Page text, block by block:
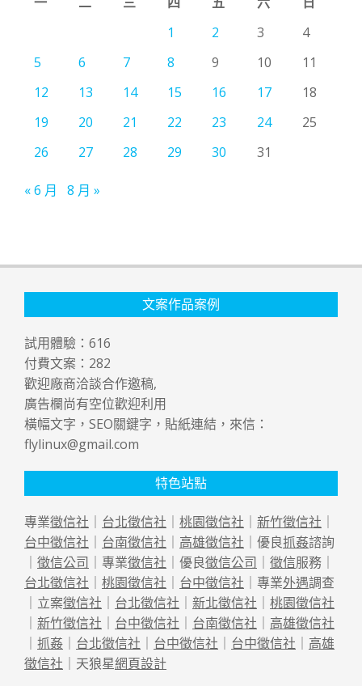
1
2 3
4
5
6 7 8 9 10
11
12
13 14 15 16 17
18
19
20 21 22 23 24
25
26
27 28 29 30 31
« 6 月 8 月 »
文案作品案例
試用體驗： 616
付費文案： 282
歡迎廠商洽談合作邀稿,
廣告欄尚有空位歡迎利用
橫幅文字，SEO關鍵字，貼紙連結，來信：
flylinux@gmail.com
特色站點
專業徵信社 台北徵信社 桃園徵信社 新竹徵信社
台中徵信社
台南徵信社 高雄徵信社 ｜優良抓姦諮詢
徵信公司 ｜專業徵信社 ｜優良徵信公司 徵信服務｜
台北徵信社
桃園徵信社 台中徵信社 ｜專業外遇調查
｜立案徵信社 台北徵信社 新北徵信社
桃園徵信社
新竹徵信社 台中徵信社 台南徵信社
高雄徵信社
抓姦 台北徵信社 台中徵信社 台中徵信社
高雄
徵信社 ｜天狼星網頁設計